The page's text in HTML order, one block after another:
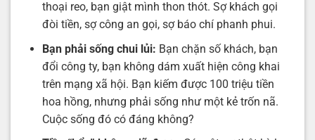
thoại reo, bạn giật mình thon thót. Sợ khách gọi
đòi tiền, sợ công an gọi, sợ báo chí phanh phui.
Bạn phải sống chui lủi: Bạn chặn số khách, bạn
đổi công ty, bạn không dám xuất hiện công khai
trên mạng xã hội. Bạn kiếm được 100 triệu tiền
hoa hồng, nhưng phải sống như một kẻ trốn nã.
Cuộc sống đó có đáng không?